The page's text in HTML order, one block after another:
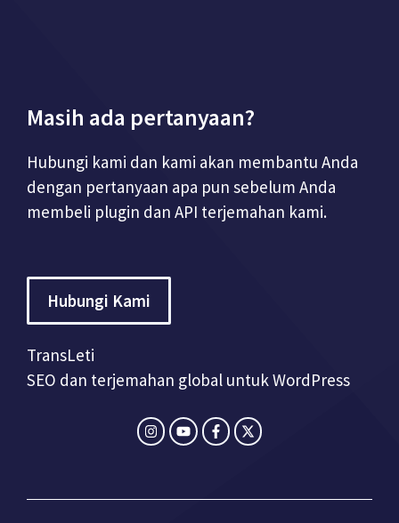
Masih ada pertanyaan?
Hubungi kami dan kami akan membantu Anda
dengan pertanyaan apa pun sebelum Anda
membeli plugin dan API terjemahan kami.
Hubungi Kami
TransLeti
SEO dan terjemahan global untuk WordPress